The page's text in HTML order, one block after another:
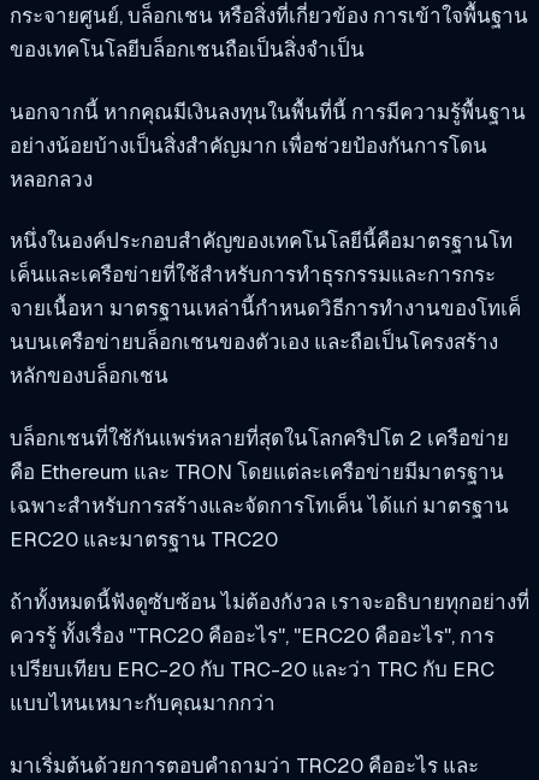
กระจายศูนย์, บล็อกเชน หรือสิ่งที่เกี่ยวข้อง การเข้าใจพื้นฐาน
ของเทคโนโลยีบล็อกเชนถือเป็นสิ่งจำเป็น
นอกจากนี้ หากคุณมีเงินลงทุนในพื้นที่นี้ การมีความรู้พื้นฐาน
อย่างน้อยบ้างเป็นสิ่งสำคัญมาก เพื่อช่วยป้องกันการโดน
หลอกลวง
หนึ่งในองค์ประกอบสำคัญของเทคโนโลยีนี้คือมาตรฐานโท
เค็นและเครือข่ายที่ใช้สำหรับการทำธุรกรรมและการกระ
จายเนื้อหา มาตรฐานเหล่านี้กำหนดวิธีการทำงานของโทเค็
นบนเครือข่ายบล็อกเชนของตัวเอง และถือเป็นโครงสร้าง
หลักของบล็อกเชน
บล็อกเชนที่ใช้กันแพร่หลายที่สุดในโลกคริปโต 2 เครือข่าย
คือ Ethereum และ TRON โดยแต่ละเครือข่ายมีมาตรฐาน
เฉพาะสำหรับการสร้างและจัดการโทเค็น ได้แก่ มาตรฐาน
ERC20 และมาตรฐาน TRC20
ถ้าทั้งหมดนี้ฟังดูซับซ้อน ไม่ต้องกังวล เราจะอธิบายทุกอย่างที่
ควรรู้ ทั้งเรื่อง "TRC20 คืออะไร", "ERC20 คืออะไร", การ
เปรียบเทียบ ERC-20 กับ TRC-20 และว่า TRC กับ ERC
แบบไหนเหมาะกับคุณมากกว่า
มาเริ่มต้นด้วยการตอบคำถามว่า TRC20 คืออะไร และ